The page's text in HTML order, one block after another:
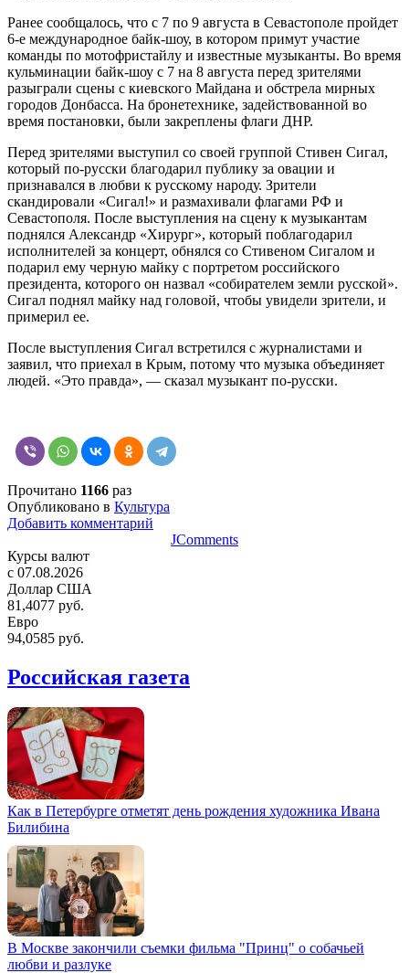
Ранее сообщалось, что с 7 по 9 августа в Севастополе пройдет
6-е международное байк-шоу, в котором примут участие
команды по мотофристайлу и известные музыканты. Во время
кульминации байк-шоу с 7 на 8 августа перед зрителями
разыграли сцены с киевского Майдана и обстрела мирных
городов Донбасса. На бронетехнике, задействованной во
время постановки, были закреплены флаги ДНР.
Перед зрителями выступил со своей группой Стивен Сигал,
который по-русски благодарил публику за овации и
признавался в любви к русскому народу. Зрители
скандировали «Сигал!» и размахивали флагами РФ и
Севастополя. После выступления на сцену к музыкантам
поднялся Александр «Хирург», который поблагодарил
исполнителей за концерт, обнялся со Стивеном Сигалом и
подарил ему черную майку с портретом российского
президента, которого он назвал «собирателем земли русской».
Сигал поднял майку над головой, чтобы увидели зрители, и
примерил ее.
После выступления Сигал встретился с журналистами и
заявил, что приехал в Крым, потому что музыка объединяет
людей. «Это правда», — сказал музыкант по-русски.
Прочитано 1166 раз
Опубликовано в Культура
Добавить комментарий
JComments
Курсы валют
c 07.08.2026
Доллар США
81,4077 руб.
Евро
94,0585 руб.
Российская газета
Как в Петербурге отметят день рождения художника Ивана
Билибина
В Москве закончили съемки фильма "Принц" о собачьей
любви и разлуке